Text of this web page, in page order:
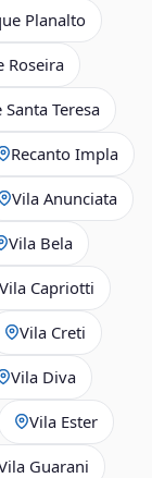
Planalto
Roseira
Santa Teresa
Recanto Impla
Vila Anunciata
Vila Bela
Vila Capriotti
Vila Creti
Vila Diva
Vila Ester
Guarani